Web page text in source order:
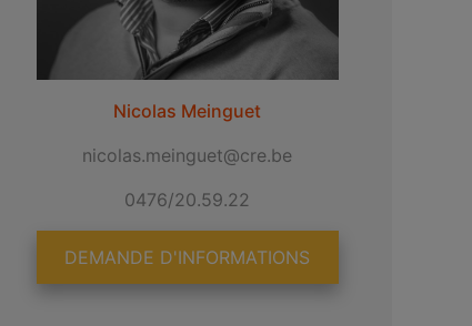
Nicolas Meinguet
nicolas.meinguet@cre.be
0476/20.59.22
DEMANDE D'INFORMATIONS